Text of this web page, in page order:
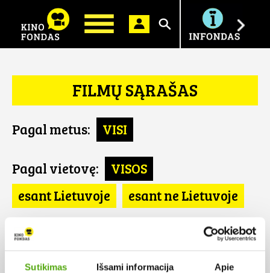
Sutikimas Išsami informacija Apie
Ieškoti
FILMŲ SĄRAŠAS
Pagal metus: VISI
Pagal vietovę:
VISOS
esant Lietuvoje
esant ne Lietuvoje
Pagal šalį:
Turkija